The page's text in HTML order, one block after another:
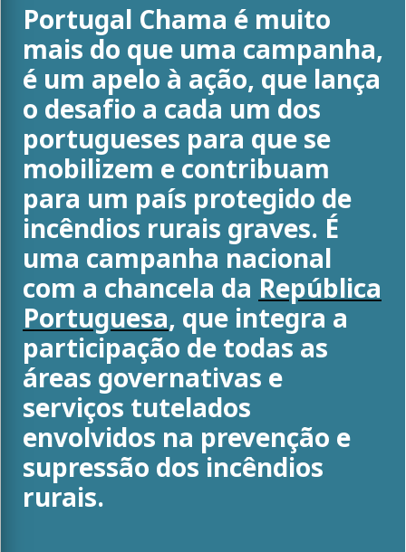
Portugal Chama é muito
mais do que uma campanha,
é um apelo à ação, que lança
o desafio a cada um dos
portugueses para que se
mobilizem e contribuam
para um país protegido de
incêndios rurais graves. É
uma campanha nacional
com a chancela da República
Portuguesa, que integra a
participação de todas as
áreas governativas e
serviços tutelados
envolvidos na prevenção e
supressão dos incêndios
rurais.